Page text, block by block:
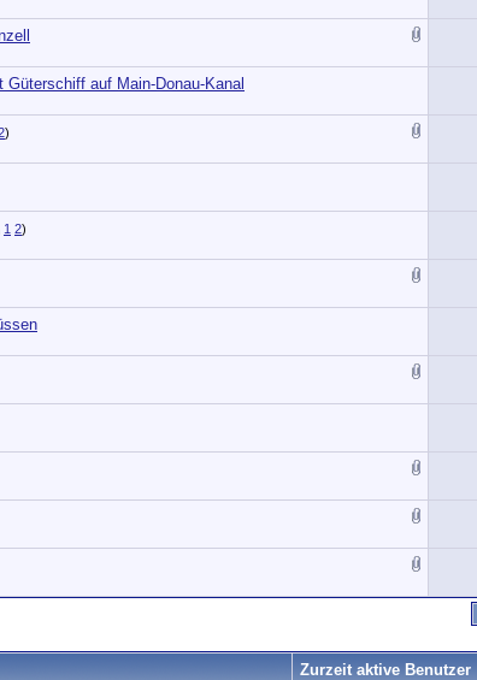
auf Main-Donau-Kanal
)
1 2)
Zurzeit aktive Benutzer